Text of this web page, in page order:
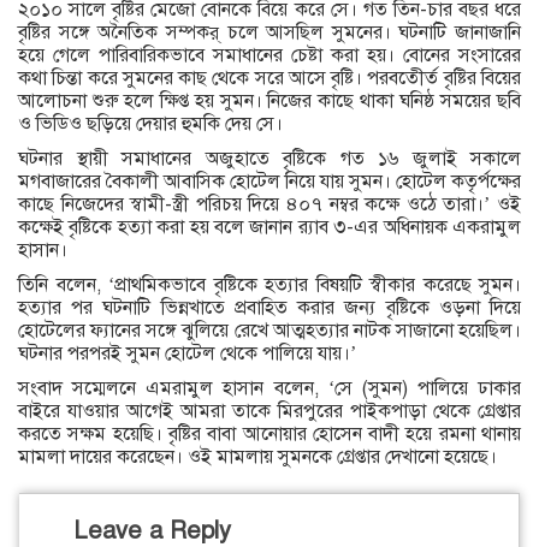
২০১০ সালে বৃষ্টির মেজো বোনকে বিয়ে করে সে। গত তিন-চার বছর ধরে
বৃষ্টির সঙ্গে অনৈতিক সম্পকর্ চলে আসছিল সুমনের। ঘটনাটি জানাজানি
হয়ে গেলে পারিবারিকভাবে সমাধানের চেষ্টা করা হয়। বোনের সংসারের
কথা চিন্তা করে সুমনের কাছ থেকে সরে আসে বৃষ্টি। পরবতীের্ত বৃষ্টির বিয়ের
আলোচনা শুরু হলে ক্ষিপ্ত হয় সুমন। নিজের কাছে থাকা ঘনিষ্ঠ সময়ের ছবি
ও ভিডিও ছড়িয়ে দেয়ার হুমকি দেয় সে।
ঘটনার স্থায়ী সমাধানের অজুহাতে বৃষ্টিকে গত ১৬ জুলাই সকালে
মগবাজারের বৈকালী আবাসিক হোটেল নিয়ে যায় সুমন। হোটেল কতৃর্পক্ষের
কাছে নিজেদের স্বামী-স্ত্রী পরিচয় দিয়ে ৪০৭ নম্বর কক্ষে ওঠে তারা।’ ওই
কক্ষেই বৃষ্টিকে হত্যা করা হয় বলে জানান র‌্যাব ৩-এর অধিনায়ক একরামুল
হাসান।
তিনি বলেন, ‘প্রাথমিকভাবে বৃষ্টিকে হত্যার বিষয়টি স্বীকার করেছে সুমন।
হত্যার পর ঘটনাটি ভিন্নখাতে প্রবাহিত করার জন্য বৃষ্টিকে ওড়না দিয়ে
হোটেলের ফ্যানের সঙ্গে ঝুলিয়ে রেখে আত্মহত্যার নাটক সাজানো হয়েছিল।
ঘটনার পরপরই সুমন হোটেল থেকে পালিয়ে যায়।’
সংবাদ সম্মেলনে এমরামুল হাসান বলেন, ‘সে (সুমন) পালিয়ে ঢাকার
বাইরে যাওয়ার আগেই আমরা তাকে মিরপুরের পাইকপাড়া থেকে গ্রেপ্তার
করতে সক্ষম হয়েছি। বৃষ্টির বাবা আনোয়ার হোসেন বাদী হয়ে রমনা থানায়
মামলা দায়ের করেছেন। ওই মামলায় সুমনকে গ্রেপ্তার দেখানো হয়েছে।
Leave a Reply